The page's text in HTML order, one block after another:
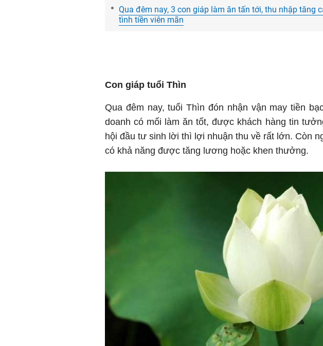
Qua đêm nay, 3 con giáp làm ăn tấn tới, thu nhập tăng
tình tiền viên mãn
Con giáp tuổi Thìn
Qua đêm nay, tuổi Thìn đón nhận vận may tiền
doanh có mối làm ăn tốt, được khách hàng tin
hội đầu tư sinh lời thì lợi nhuận thu về rất lớn. Còn
có khả năng được tăng lương hoặc khen thưởng.